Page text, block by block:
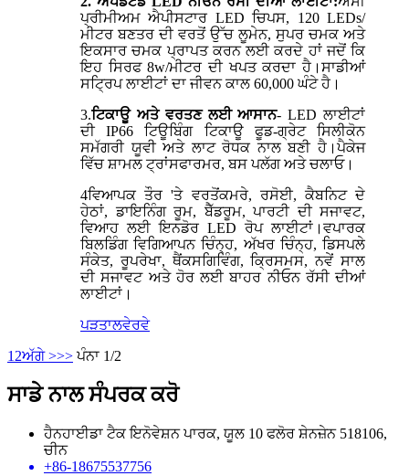
ਪ੍ਰੀਮੀਅਮ ਐਪੀਸਟਾਰ LED ਚਿਪਸ, 120 LEDs/
ਮੀਟਰ ਬਣਤਰ ਦੀ ਵਰਤੋਂ ਉੱਚ ਲੂਮੇਨ, ਸੁਪਰ ਚਮਕ ਅਤੇ
ਇਕਸਾਰ ਚਮਕ ਪ੍ਰਾਪਤ ਕਰਨ ਲਈ ਕਰਦੇ ਹਾਂ ਜਦੋਂ ਕਿ
ਇਹ ਸਿਰਫ 8w/ਮੀਟਰ ਦੀ ਖਪਤ ਕਰਦਾ ਹੈ।ਸਾਡੀਆਂ
ਸਟ੍ਰਿਪ ਲਾਈਟਾਂ ਦਾ ਜੀਵਨ ਕਾਲ 60,000 ਘੰਟੇ ਹੈ।
3.ਟਿਕਾਊ ਅਤੇ ਵਰਤਣ ਲਈ ਆਸਾਨ- LED ਲਾਈਟਾਂ
ਦੀ IP66 ਟਿਊਬਿੰਗ ਟਿਕਾਊ ਫੂਡ-ਗ੍ਰੇਟ ਸਿਲੀਕੋਨ
ਸਮੱਗਰੀ ਯੂਵੀ ਅਤੇ ਲਾਟ ਰੋਧਕ ਨਾਲ ਬਣੀ ਹੈ।ਪੈਕੇਜ
ਵਿੱਚ ਸ਼ਾਮਲ ਟ੍ਰਾਂਸਫਾਰਮਰ, ਬਸ ਪਲੱਗ ਅਤੇ ਚਲਾਓ।
4ਵਿਆਪਕ ਤੌਰ 'ਤੇ ਵਰਤੋਂਕਮਰੇ, ਰਸੋਈ, ਕੈਬਨਿਟ ਦੇ
ਹੇਠਾਂ, ਡਾਇਨਿੰਗ ਰੂਮ, ਬੈੱਡਰੂਮ, ਪਾਰਟੀ ਦੀ ਸਜਾਵਟ,
ਵਿਆਹ ਲਈ ਇਨਡੋਰ LED ਰੋਪ ਲਾਈਟਾਂ।ਵਪਾਰਕ
ਬਿਲਡਿੰਗ ਵਿਗਿਆਪਨ ਚਿੰਨ੍ਹ, ਅੱਖਰ ਚਿੰਨ੍ਹ, ਡਿਸਪਲੇ
ਸੰਕੇਤ, ਰੂਪਰੇਖਾ, ਥੈਂਕਸਗਿਵਿੰਗ, ਕ੍ਰਿਸਮਸ, ਨਵੇਂ ਸਾਲ
ਦੀ ਸਜਾਵਟ ਅਤੇ ਹੋਰ ਲਈ ਬਾਹਰ ਨੀਓਨ ਰੱਸੀ ਦੀਆਂ
ਲਾਈਟਾਂ।
ਪੜਤਾਲਵੇਰਵੇ
1 2ਅੱਗੇ >>> ਪੰਨਾ 1/2
ਸਾਡੇ ਨਾਲ ਸੰਪਰਕ ਕਰੋ
ਹੈਨਹਾਈਡਾ ਟੈਕ ਇਨੋਵੇਸ਼ਨ ਪਾਰਕ, ​​ਯੂਲ 10 ਫਲੋਰ ਸ਼ੇਨਜ਼ੇਨ 518106,
ਚੀਨ
+86-18675537756